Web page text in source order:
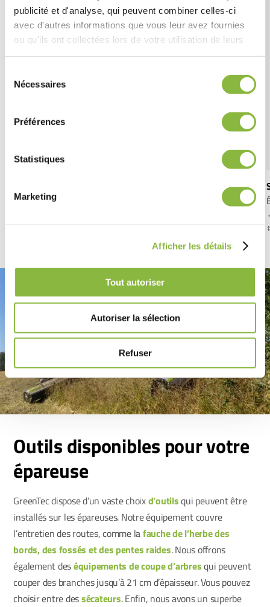
publicité et d'analyse, qui peuvent combiner celles-ci
avec d'autres informations que vous leur avez fournies
ou qu'ils ont collectées lors de votre utilisation de leurs
Nécessaires
Préférences
Statistiques
Marketing
Afficher les détails
Tout autoriser
Autoriser la sélection
Refuser
Épareuse premium pour moyens tracteurs
↕️ Portée : 5,1 m
Outils disponibles pour votre
épareuse
GreenTec dispose d’un vaste choixd’outilsqui peuvent être
installés sur les épareuses. Notre équipement couvre
l’entretien des routes, comme lafauche de l’herbe des
bords, des fossés et des pentes raides. Nous offrons
également deséquipements de coupe d’arbresqui peuvent
couper des branches jusqu’à 21 cm d’épaisseur. Vous pouvez
choisir entre dessécateurs. Enfin, nous avons un superbe